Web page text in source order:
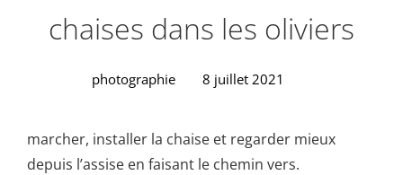
chaises dans les oliviers
photographie 8 juillet 2021
marcher, installer la chaise et regarder mieux
depuis l’assise en faisant le chemin vers.